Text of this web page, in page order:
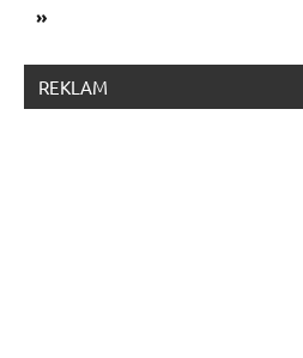
Sonraki
»
REKLAM